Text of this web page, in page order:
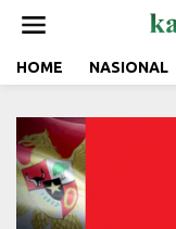
t
HOME NASIONAL